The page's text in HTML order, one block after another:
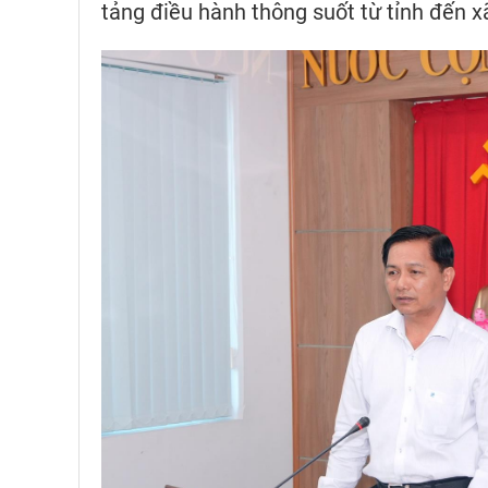
tảng điều hành thông suốt từ tỉnh đến